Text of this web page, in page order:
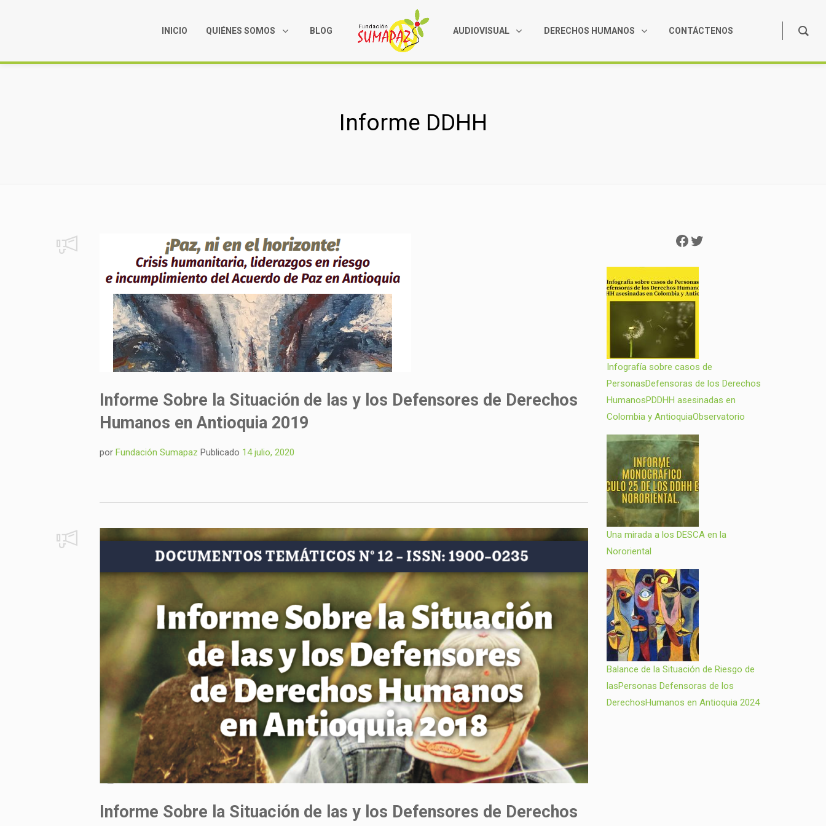
INICIO QUIÉNES SOMOS BLOG AUDIOVISUAL DERECHOS HUMANOS CONTÁCTENOS
Informe DDHH
Informe Sobre la Situación de las y los Defensores de Derechos
Humanos en Antioquia 2019
por Fundación Sumapaz Publicado 14 julio, 2020
Informe Sobre la Situación de las y los Defensores de Derechos
Facebook
Twitter
Infografía sobre casos de
PersonasDefensoras de los Derechos
HumanosPDDHH asesinadas en
Colombia y AntioquiaObservatorio
Una mirada a los DESCA en la
Nororiental
Balance de la Situación de Riesgo de
lasPersonas Defensoras de los
DerechosHumanos en Antioquia 2024